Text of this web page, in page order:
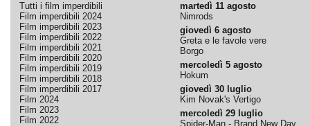
Tutti i film imperdibili
Film imperdibili 2024
Film imperdibili 2023
Film imperdibili 2022
Film imperdibili 2021
Film imperdibili 2020
Film imperdibili 2019
Film imperdibili 2018
Film imperdibili 2017
Film 2024
Film 2023
Film 2022
martedì 11 agosto
Nimrods
giovedì 6 agosto
Greta e le favole vere
Borgo
mercoledì 5 agosto
Hokum
giovedì 30 luglio
Kim Novak's Vertigo
mercoledì 29 luglio
Spider-Man - Brand New Day